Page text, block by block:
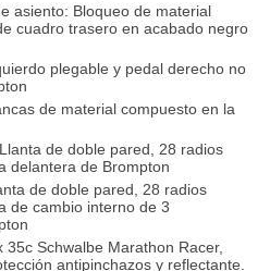
asiento: Bloqueo de material
cuadro trasero en acabado negro
plegable y pedal derecho no
de material compuesto en la
de doble pared, 28 radios
delantera de Brompton
de doble pared, 28 radios
de cambio interno de 3
35c Schwalbe Marathon Racer,
antipinchazos y reflectante.